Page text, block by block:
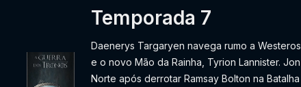
Temporada 7
Daenerys Targaryen navega rumo a
e o novo Mão da Rainha, Tyrion Lannister.
Norte após derrotar Ramsay Bolton na